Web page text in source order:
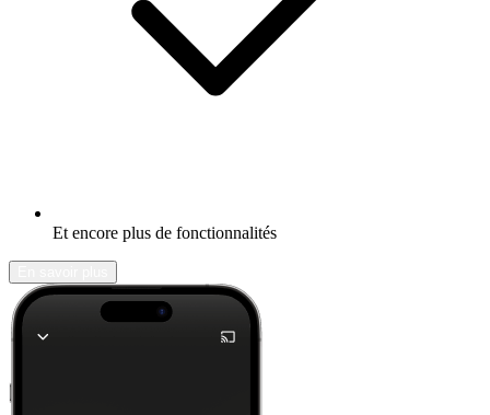
Et encore plus de fonctionnalités